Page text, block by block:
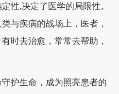
,决定了医学的局限性。
与疾病的战场上，医者，
时去治愈，常常去帮助，
生命，成为照亮患者的